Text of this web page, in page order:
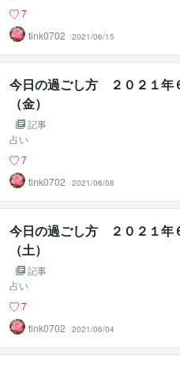
7
tink0702
2021/06/15
今日の過ごし方 ２０２１年
（金）
記事
占い
7
tink0702
2021/06/08
今日の過ごし方 ２０２１年
（土）
記事
占い
7
tink0702
2021/06/04